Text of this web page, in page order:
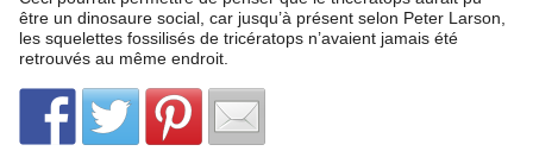
être un dinosaure social, car jusqu’à présent selon Peter Larson,
les squelettes fossilisés de tricératops n’avaient jamais été
retrouvés au même endroit.